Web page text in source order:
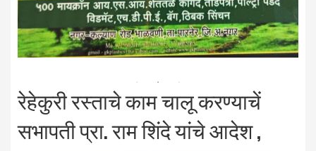
रेहेकुरी रस्ताचे काम चालू करण्याचें
सभापती प्रा. राम शिंदे यांचे आदेश ,